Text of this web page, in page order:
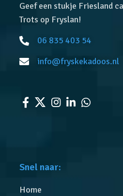
Geef een stukje Friesland
Trots op Fryslan!
06 835 403 54
info@fryskekadoos.nl
Snel naar:
Home